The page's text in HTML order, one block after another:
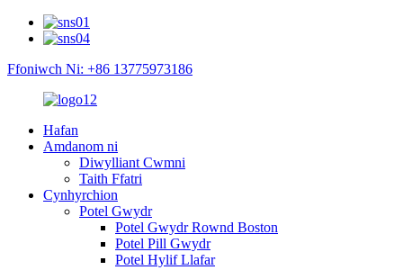
Ffoniwch Ni: +86 13775973186
Hafan
Amdanom ni
Diwylliant Cwmni
Taith Ffatri
Cynhyrchion
Potel Gwydr
Potel Gwydr Rownd Boston
Potel Pill Gwydr
Potel Hylif Llafar